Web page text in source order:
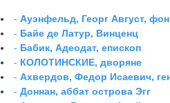
-Ауэнфельд, Георг Август, фон
- Байе де Латур, Винценц
- Бабик, Адеодат, епископ
- КОЛОТИНСКИЕ, дворяне
-Ахвердов, Федор Исаевич,
-Доннан, аббат острова Эгг